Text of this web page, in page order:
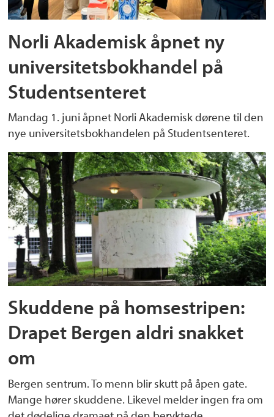
Norli Akademisk åpnet ny
universitetsbokhandel på
Studentsenteret
Mandag 1. juni åpnet Norli Akademisk dørene til den
nye universitetsbokhandelen på Studentsenteret.
Skuddene på homsestripen:
Drapet Bergen aldri snakket
om
Bergen sentrum. To menn blir skutt på åpen gate.
Mange hører skuddene. Likevel melder ingen fra om